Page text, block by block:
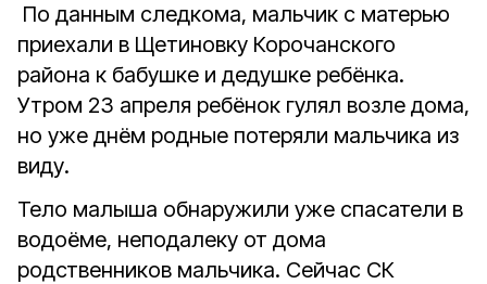
По данным следкома, мальчик с матерью
приехали в Щетиновку Корочанского
района к бабушке и дедушке ребёнка.
Утром 23 апреля ребёнок гулял возле дома,
но уже днём родные потеряли мальчика из
виду.
Тело малыша обнаружили уже спасатели в
водоёме, неподалеку от дома
родственников мальчика. Сейчас СК